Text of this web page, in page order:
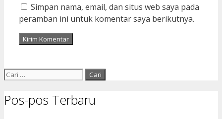
Simpan nama, email, dan situs web saya pada
peramban ini untuk komentar saya berikutnya.
Cari
Pos-pos Terbaru